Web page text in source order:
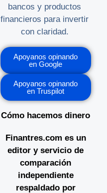
bancos y productos
financieros para invertir
con claridad.
Apoyanos opinando
en Google
Apoyanos opinando
en Truspilot
Cómo hacemos dinero
Finantres.com es un
editor y servicio de
comparación
independiente
respaldado por